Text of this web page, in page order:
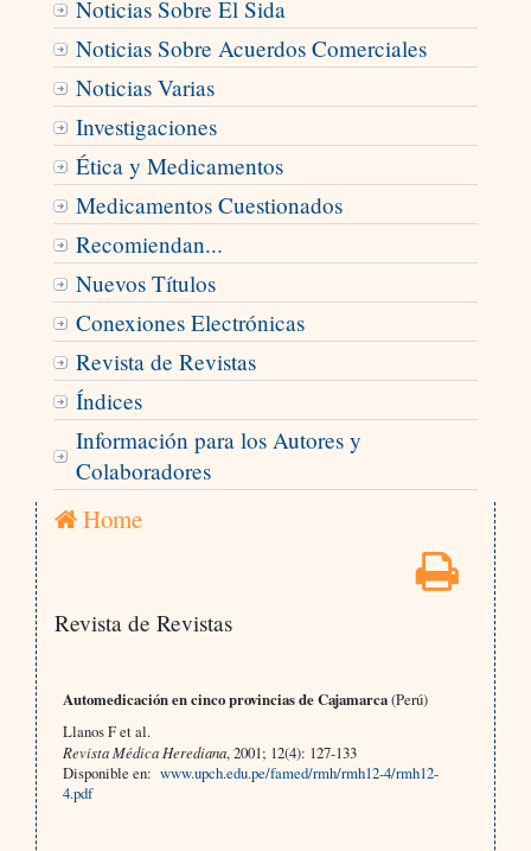
Noticias Sobre El Sida
Noticias Sobre Acuerdos Comerciales
Noticias Varias
Investigaciones
Ética y Medicamentos
Medicamentos Cuestionados
Recomiendan...
Nuevos Títulos
Conexiones Electrónicas
Revista de Revistas
Índices
Información para los Autores y
Colaboradores
Home
Revista de Revistas
Automedicación en cinco provincias de Cajamarca(Perú)
Llanos F et al.
Revista Médica Herediana, 2001; 12(4): 127-133
Disponible en: www.upch.edu.pe/famed/rmh/rmh12-4/rmh12-
4.pdf